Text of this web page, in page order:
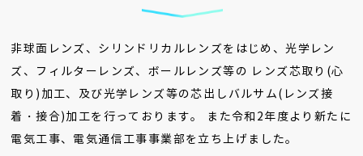
非球面レンズ、シリンドリカルレンズをはじめ、光学レン
ズ、フィルターレンズ、ボールレンズ等の レンズ芯取り(心
取り)加工、及び光学レンズ等の芯出しバルサム(レンズ接
着・接合)加工を行っております。
また令和2年度より新たに
電気工事、電気通信工事事業部を立ち上げました。